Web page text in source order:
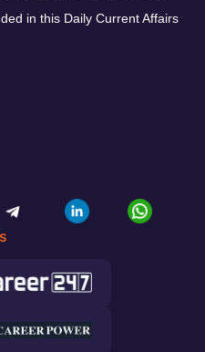
in this Daily Current Affairs